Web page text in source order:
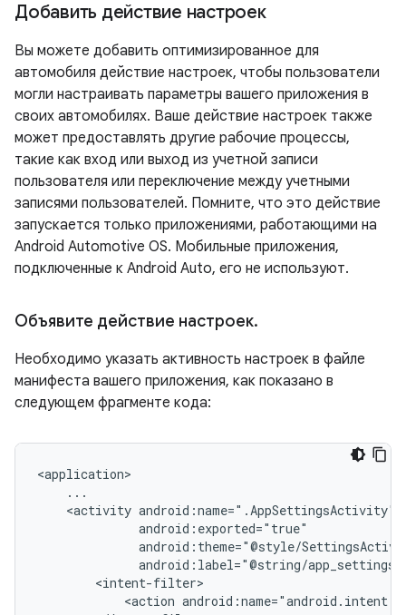
Добавить действие настроек
Вы можете добавить оптимизированное для
автомобиля действие настроек, чтобы пользователи
могли настраивать параметры вашего приложения в
своих автомобилях. Ваше действие настроек также
может предоставлять другие рабочие процессы,
такие как вход или выход из учетной записи
пользователя или переключение между учетными
записями пользователей. Помните, что это действие
запускается только приложениями, работающими на
Android Automotive OS. Мобильные приложения,
подключенные к Android Auto, его не используют.
Объявите действие настроек.
Необходимо указать активность настроек в файле
манифеста вашего приложения, как показано в
следующем фрагменте кода:
<activity
<action